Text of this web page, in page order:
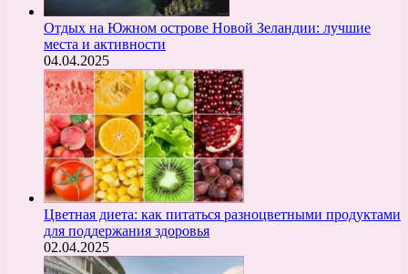
Отдых на Южном острове Новой Зеландии: лучшие
места и активности
04.04.2025
Цветная диета: как питаться разноцветными продуктами
для поддержания здоровья
02.04.2025